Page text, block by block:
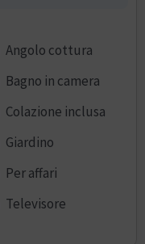
Angolo cottura
Bagno in camera
Colazione inclusa
Giardino
Per affari
Televisore